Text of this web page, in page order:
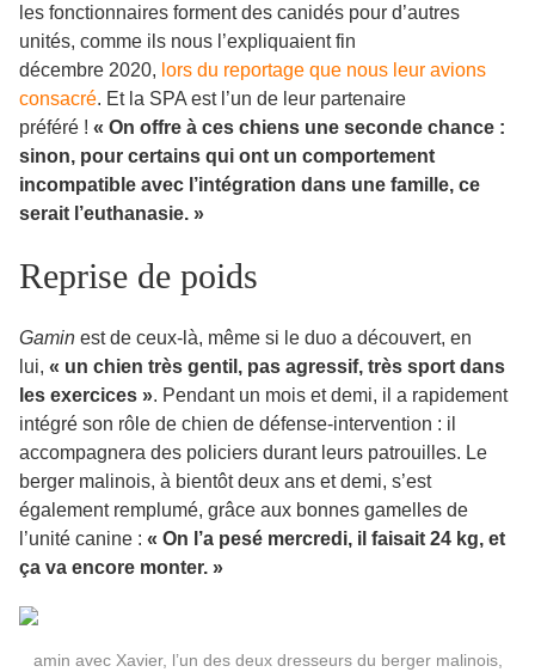
les fonctionnaires forment des canidés pour d’autres
unités, comme ils nous l’expliquaient fin
décembre 2020, lors du reportage que nous leur avions
consacré. Et la SPA est l’un de leur partenaire
préféré ! « On offre à ces chiens une seconde chance :
sinon, pour certains qui ont un comportement
incompatible avec l’intégration dans une famille, ce
serait l’euthanasie. »
Reprise de poids
Gamin est de ceux-là, même si le duo a découvert, en
lui, « un chien très gentil, pas agressif, très sport dans
les exercices ». Pendant un mois et demi, il a rapidement
intégré son rôle de chien de défense-intervention : il
accompagnera des policiers durant leurs patrouilles. Le
berger malinois, à bientôt deux ans et demi, s’est
également remplumé, grâce aux bonnes gamelles de
l’unité canine : « On l’a pesé mercredi, il faisait 24 kg, et
ça va encore monter. »
amin avec Xavier, l’un des deux dresseurs du berger malinois,